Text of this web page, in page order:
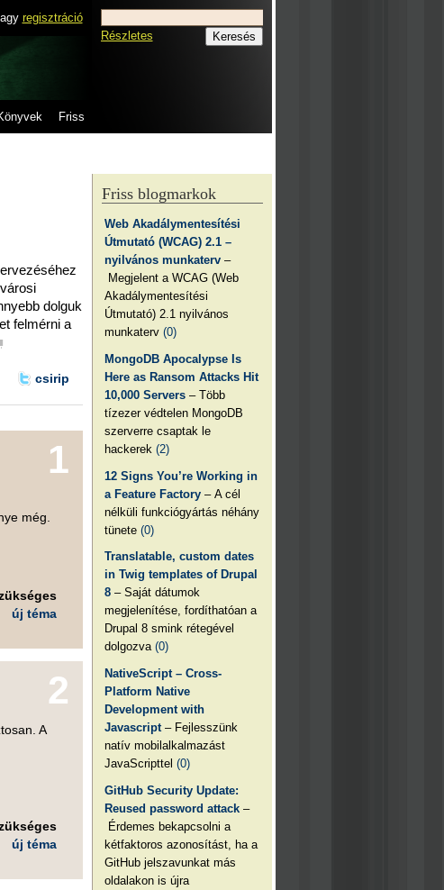
regisztráció
Friss
Részletes
dolguk
felmérni a
csirip
1
még.
új téma
2
A
új téma
Friss blogmarkok
Web Akadálymentesítési
Útmutató (WCAG) 2.1 –
nyilvános munkaterv –
Megjelent a WCAG (Web
Akadálymentesítési
Útmutató) 2.1 nyilvános
munkaterv(0)
MongoDB Apocalypse Is
Here as Ransom Attacks Hit
10,000 Servers – Több
tízezer védtelen MongoDB
szerverre csaptak le
hackerek(2)
12 Signs You’re Working in
a Feature Factory – A cél
nélküli funkciógyártás néhány
tünete(0)
Translatable, custom dates
in Twig templates of Drupal
8 – Saját dátumok
megjelenítése, fordíthatóan a
Drupal 8 smink rétegével
dolgozva(0)
NativeScript – Cross-
Platform Native
Development with
Javascript – Fejlesszünk
natív mobilalkalmazást
JavaScripttel(0)
GitHub Security Update:
Reused password attack –
Érdemes bekapcsolni a
kétfaktoros azonosítást, ha a
GitHub jelszavunkat más
oldalakon is újra